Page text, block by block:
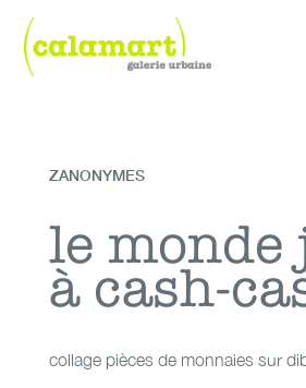
content
collage
dibond
le monde
cash-cash
ZANONYMES
le monde
à cash-
collage pièces de monnaies sur